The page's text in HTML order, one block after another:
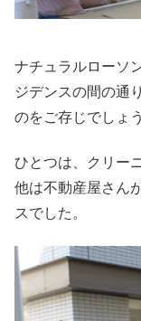
ナチュラルローソ
ジデンスの間の通
のをご存じでしょ
ひとつは、クリー
他は不動産屋さん
スでした。